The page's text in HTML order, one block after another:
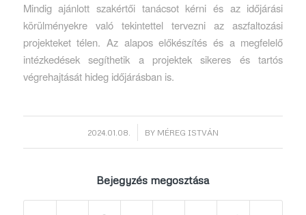
Mindig ajánlott szakértői tanácsot kérni és az időjárási
körülményekre való tekintettel tervezni az aszfaltozási
projekteket télen. Az alapos előkészítés és a megfelelő
intézkedések segíthetik a projektek sikeres és tartós
végrehajtását hideg időjárásban is.
2024.01.08.
/ BY MÉREG ISTVÁN
Bejegyzés megosztása